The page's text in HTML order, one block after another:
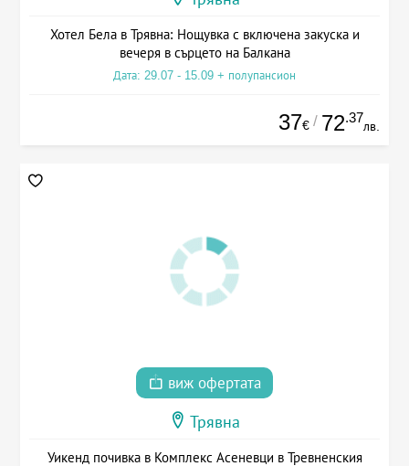
Хотел Бела в Трявна: Нощувка с включена закуска и
вечеря в сърцето на Балкана
Дата: 29.07 - 15.09 + полупансион
37€ / 72.37
лв.
виж офертата
Трявна
Уикенд почивка в Комплекс Асеневци в Тревненския